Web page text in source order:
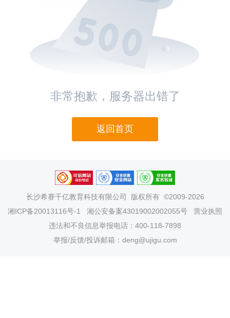
非常抱歉，服务器出错了
返回首页
长沙希赛千亿教育科技有限公司
版权所有 ©2009-2026
湘ICP备20013116号-1
湘公安备案43019002002055号
营业执照
违法和不良信息举报电话：400-118-7898
举报/反馈/投诉邮箱：deng@ujigu.com